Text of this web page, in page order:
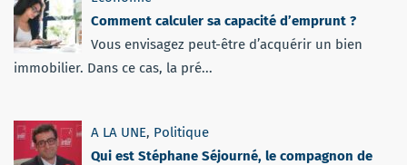
Comment calculer sa capacité d’emprunt ?
Vous envisagez peut-être d’acquérir un bien
immobilier. Dans ce cas, la pré...
A LA UNE, Politique
Qui est Stéphane Séjourné, le compagnon de